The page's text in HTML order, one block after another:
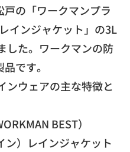
の「ワークマンプラ
インジャケット」の3L
た。 ワークマンの防
です。
ンウェアの主な特徴と
BEST）
ン）レインジャケット